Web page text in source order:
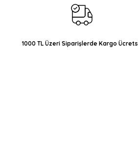
Ürün fiyatı diğer sitelerden daha pahalı.
Bu ürüne benzer farklı alternatifler olmalı.
1000 TL Üzeri Siparişlerde Kargo